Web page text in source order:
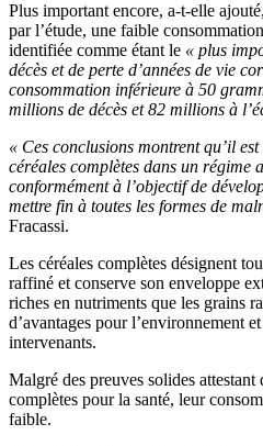
Plus important encore, a-t-elle
par l’étude, une faible
identifiée comme étant le « plus
décès et de perte d’années de vie
consommation inférieure à 50
millions de décès et 82 millions à
« Ces conclusions montrent qu’il
céréales complètes dans un régime
conformément à l’objectif de
mettre fin à toutes les formes de
Fracassi.
Les céréales complètes désignent
raffiné et conserve son enveloppe
riches en nutriments que les grains
d’avantages pour l’environnement
intervenants.
Malgré des preuves solides attestant
complètes pour la santé, leur
faible.